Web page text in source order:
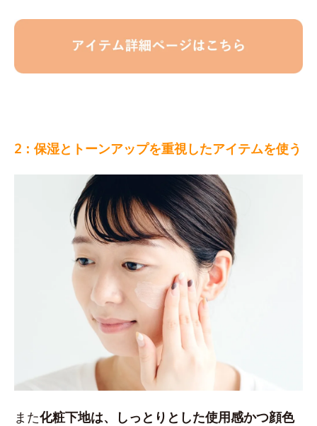
2：保湿とトーンアップを重視したアイテムを使う
また化粧下地は、しっとりとした使用感かつ顔色